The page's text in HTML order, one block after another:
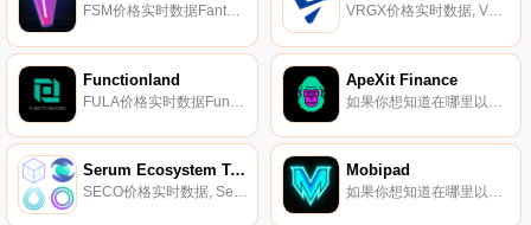
FSM价格实时数据Fantasm Finance是一个DeFi项目,旨在为Fantom生态系统开发和推广合成代币。想象一下,在没有实际拥有的情况下接触FTM代币的价格。这不是幻想：这是#Fantasm. VRGX价格实时数据, VROOMGO是一个基于区块链的O2O共享经济平台。VROOMGO提供各种有利于生活的服务,如食品配送服务、摩托车共享服务、货物运输服务和便利服务.
Functionland ApeXit Finance
Serum Ecosystem Token
SECO价格实时数据, Serum Ecosystem Token表示一个池,其中包含血清生态系统的所有相关代币（FIDA、SOL、LQID和SRM）.
Mobipad
如果你想知道在哪里以当前价格购买MoMBPpad,目前交易{MoMBPpad]股票的顶级加密货币交易所是MEXC和PancakeSwap（V2）。您可以在我们的加密货币交易所页面上找到其他列表。MoMBPPad是第一个基于区块链网络的具有移动应用程序的多链启动平台.